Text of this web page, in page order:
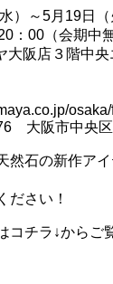
）～5月19日（
：00（会期中無
大阪店３階中
osaka/
大阪市中央
然石の新作ア
ださい！
コチラ↓からご